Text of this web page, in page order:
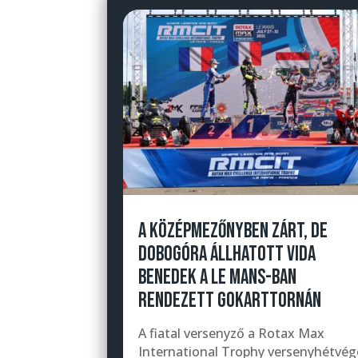
A KÖZÉPMEZŐNYBEN ZÁRT, DE
DOBOGÓRA ÁLLHATOTT VIDA
BENEDEK A LE MANS-BAN
RENDEZETT GOKARTTORNÁN
A fiatal versenyző a Rotax Max
International Trophy